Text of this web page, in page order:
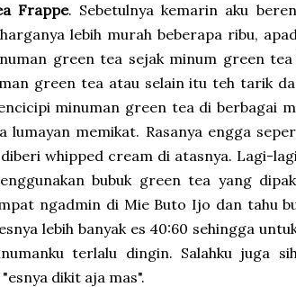
Frappe. Sebetulnya kemarin aku
lebih murah beberapa ribu,
green tea sejak minum green
green tea atau selain itu teh tarik
minuman green tea di berbagai
lumayan memikat. Rasanya engga
whipped cream di atasnya. Lagi-
bubuk green tea yang
ngadmin di Mie Buto Ijo dan tahu
lebih banyak es 40:60 sehingga
terlalu dingin. Salahku juga
dikit aja mas".